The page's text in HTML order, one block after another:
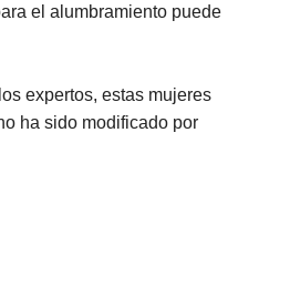
el alumbramiento puede
expertos, estas mujeres
ha sido modificado por